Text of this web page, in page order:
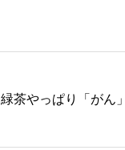
緑茶やっぱり「がん